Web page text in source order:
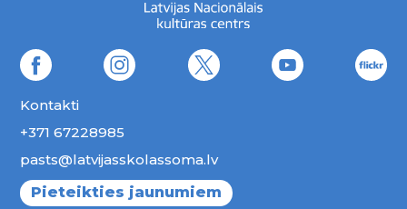
Kontakti
+371 67228985
pasts@latvijasskolassoma.lv
Pieteikties jaunumiem